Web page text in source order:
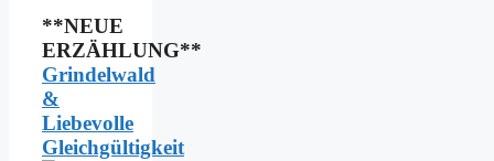
**NEUE
ERZÄHLUNG**
Grindelwald
&
Liebevolle
Gleichgültigkeit